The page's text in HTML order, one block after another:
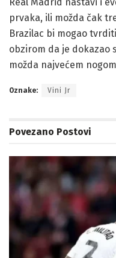
prvaka, ili možda čak
Brazilac bi mogao
obzirom da je dokazao
možda najvećem
Oznake: Vini Jr
Povezano Postovi